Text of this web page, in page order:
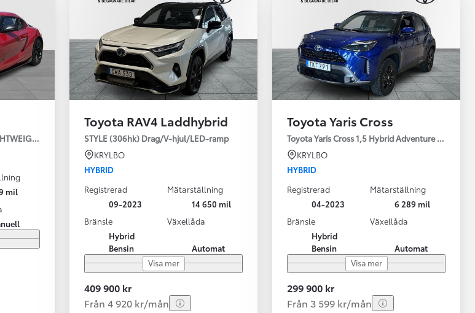
Från 324 900 kr
Från 3 194 kr/mån
Toyota C-HR
HYBRID & LADDHYBRID
Vi har Sveriges mest nöjda
EVO / OMG LEV! MOMSBIL!
mil
Toyota RAV4 Laddhybrid
STYLE (306hk) Drag/V-hjul/LED-ramp
KRYLBO
HYBRID
Registrerad
09-2023
Mätarställning
14 650 mil
Bränsle
Hybrid
Bensin
Växellåda
Automat
Visa mer
409 900 kr
Från 4 920 kr/mån
Toyota Yaris Cross
Toyota Yaris Cross 1,5 Hybrid Adventure Drag V-
KRYLBO
HYBRID
Registrerad
04-2023
Mätarställning
6 289 mil
Bränsle
Hybrid
Bensin
Växellåda
Automat
Visa mer
299 900 kr
Från 3 599 kr/mån